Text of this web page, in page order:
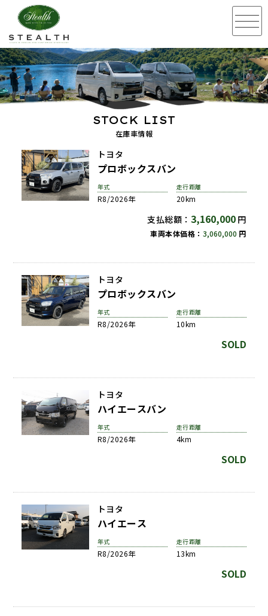
在庫車情報
STOCK LIST
トヨタ
プロボックスバン
年式
R8/2026年
走行距離
20km
支払総額： 3,160,000円
車両本体価格： 3,060,000 円
トヨタ
プロボックスバン
年式
R8/2026年
走行距離
10km
SOLD
トヨタ
ハイエースバン
年式
R8/2026年
走行距離
4km
SOLD
トヨタ
ハイエース
年式
R8/2026年
走行距離
13km
SOLD